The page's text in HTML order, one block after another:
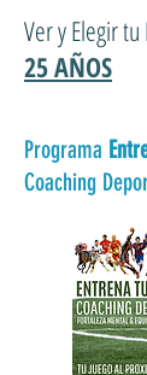
Ver y Elegir
25 AÑOS
Programa
Coaching